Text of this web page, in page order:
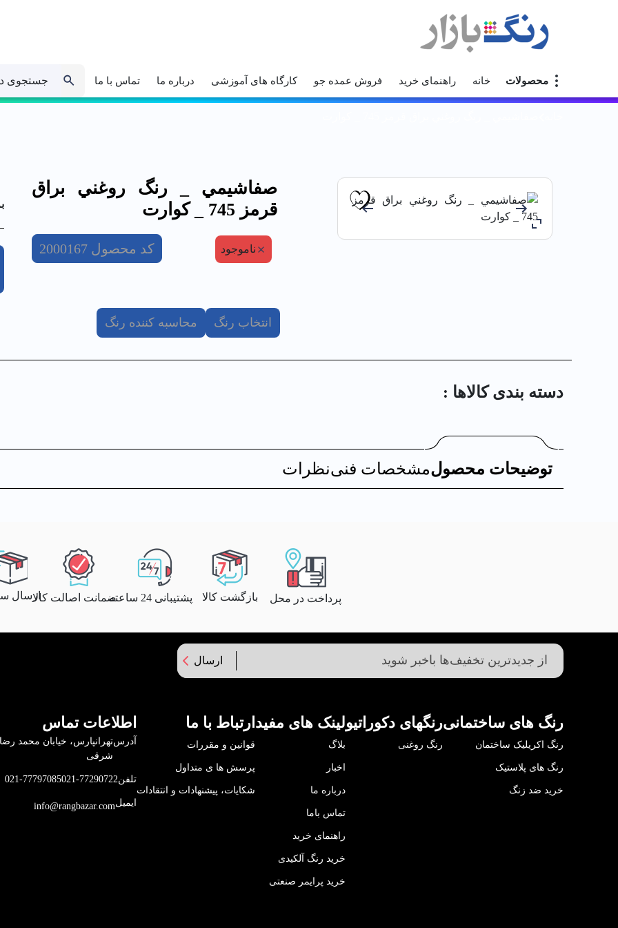
محصولات خانه راهنمای خرید فروش عمده جو کارگاه های آموزشی درباره ما تماس با ما جستجوی
صفاشيمي _ رنگ روغني براق
قرمز 745 _ كوارت
ناموجود کد محصول 2000167
انتخاب رنگ محاسبه کننده رنگ
دسته بندی کالا‌ها :
توضیحات محصولمشخصات فنینظرات
پرداخت در محل بازگشت کالا پشتیبانی 24 ساعته ضمانت اصالت کالاارسال
ارسال
رنگ های ساختمانی
رنگ اکریلیک ساختمان
رنگ های پلاستیک
خرید ضد زنگ
رنگهای دکوراتیو
رنگ روغنی
لینک های مفید
بلاگ
اخبار
درباره ما
تماس باما
راهنمای خرید
خرید رنگ آلکیدی
خرید پرایمر صنعتی
ارتباط با ما
قوانین و مقررات
پرسش ها ی متداول
شکایات، پیشنهادات و انتقادات
اطلاعات تماس
آدرس
شرقی
تلفن021-77290722
021-77797085
ایمیلinfo@rangbazar.com